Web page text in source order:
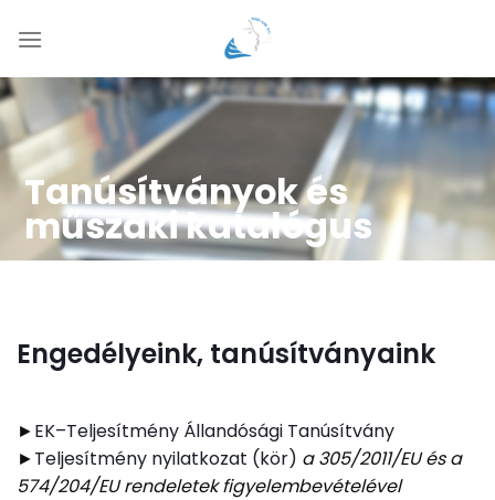
Tanúsítványok és
műszaki katalógus
Engedélyeink, tanúsítványaink
►EK–Teljesítmény Állandósági Tanúsítvány
►Teljesítmény nyilatkozat (kör) a 305/2011/EU és a
574/204/EU rendeletek figyelembevételével